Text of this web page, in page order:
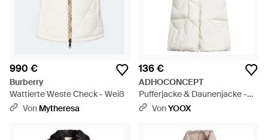
990 €
Burberry
Wattierte Weste Check - Weiß
Von Mytheresa
136 €
ADHOCONCEPT
Pufferjacke & Daunenjacke -
WeißVonYOOX